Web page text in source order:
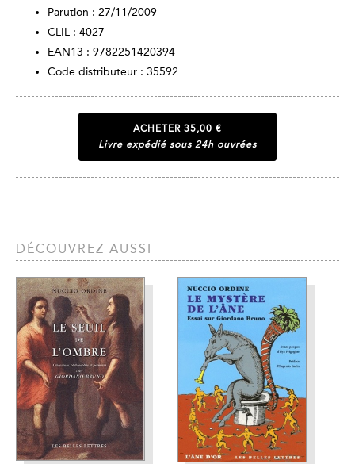
Parution : 27/11/2009
CLIL : 4027
EAN13 : 9782251420394
Code distributeur : 35592
ACHETER 35,00 €
Livre expédié sous 24h ouvrées
DÉCOUVREZ AUSSI